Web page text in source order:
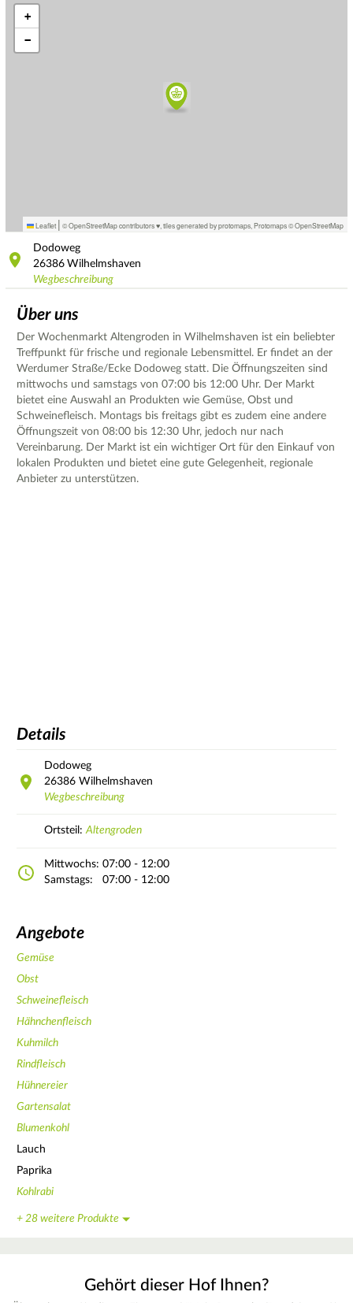
+
−
Leaflet | © OpenStreetMap contributors ♥, tiles generated by protomaps Protomaps©OpenStreetMap
Dodoweg
26386 Wilhelmshaven
Wegbeschreibung
Über uns
Der Wochenmarkt Altengroden in Wilhelmshaven ist ein beliebter
Treffpunkt für frische und regionale Lebensmittel. Er findet an der
Werdumer Straße/Ecke Dodoweg statt. Die Öffnungszeiten sind
mittwochs und samstags von 07:00 bis 12:00 Uhr. Der Markt
bietet eine Auswahl an Produkten wie Gemüse, Obst und
Schweinefleisch. Montags bis freitags gibt es zudem eine andere
Öffnungszeit von 08:00 bis 12:30 Uhr, jedoch nur nach
Vereinbarung. Der Markt ist ein wichtiger Ort für den Einkauf von
lokalen Produkten und bietet eine gute Gelegenheit, regionale
Anbieter zu unterstützen.
Details
Dodoweg
26386 Wilhelmshaven
Wegbeschreibung
Ortsteil:Altengroden
Mittwochs: 07:00 - 12:00
Samstags:
07:00 - 12:00
Angebote
Gemüse
Obst
Schweinefleisch
Hähnchenfleisch
Kuhmilch
Rindfleisch
Hühnereier
Gartensalat
Blumenkohl
Lauch
Paprika
Kohlrabi
+ 28 weitere Produkte
Gehört dieser Hof Ihnen?